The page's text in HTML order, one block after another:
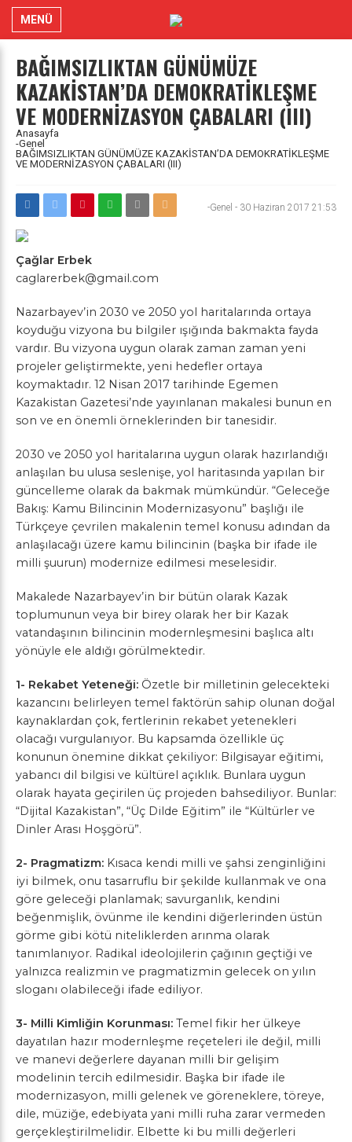
MENÜ
BAĞIMSIZLIKTAN GÜNÜMÜZE
KAZAKİSTAN’DA DEMOKRATİKLEŞME
VE MODERNİZASYON ÇABALARI (III)
Anasayfa
-Genel
BAĞIMSIZLIKTAN GÜNÜMÜZE KAZAKİSTAN’DA DEMOKRATİKLEŞME
VE MODERNİZASYON ÇABALARI (III)
-Genel - 30 Haziran 2017 21:53
Çağlar Erbek
caglarerbek@gmail.com
Nazarbayev’in 2030 ve 2050 yol haritalarında ortaya
koyduğu vizyona bu bilgiler ışığında bakmakta fayda
vardır. Bu vizyona uygun olarak zaman zaman yeni
projeler geliştirmekte, yeni hedefler ortaya
koymaktadır. 12 Nisan 2017 tarihinde Egemen
Kazakistan Gazetesi’nde yayınlanan makalesi bunun en
son ve en önemli örneklerinden bir tanesidir.
2030 ve 2050 yol haritalarına uygun olarak hazırlandığı
anlaşılan bu ulusa seslenişe, yol haritasında yapılan bir
güncelleme olarak da bakmak mümkündür. “Geleceğe
Bakış: Kamu Bilincinin Modernizasyonu” başlığı ile
Türkçeye çevrilen makalenin temel konusu adından da
anlaşılacağı üzere kamu bilincinin (başka bir ifade ile
milli şuurun) modernize edilmesi meselesidir.
Makalede Nazarbayev’in bir bütün olarak Kazak
toplumunun veya bir birey olarak her bir Kazak
vatandaşının bilincinin modernleşmesini başlıca altı
yönüyle ele aldığı görülmektedir.
1- Rekabet Yeteneği: Özetle bir milletinin gelecekteki
kazancını belirleyen temel faktörün sahip olunan doğal
kaynaklardan çok, fertlerinin rekabet yetenekleri
olacağı vurgulanıyor. Bu kapsamda özellikle üç
konunun önemine dikkat çekiliyor: Bilgisayar eğitimi,
yabancı dil bilgisi ve kültürel açıklık. Bunlara uygun
olarak hayata geçirilen üç projeden bahsediliyor. Bunlar:
“Dijital Kazakistan”, “Üç Dilde Eğitim” ile “Kültürler ve
Dinler Arası Hoşgörü”.
2- Pragmatizm: Kısaca kendi milli ve şahsi zenginliğini
iyi bilmek, onu tasarruflu bir şekilde kullanmak ve ona
göre geleceği planlamak; savurganlık, kendini
beğenmişlik, övünme ile kendini diğerlerinden üstün
görme gibi kötü niteliklerden arınma olarak
tanımlanıyor. Radikal ideolojilerin çağının geçtiği ve
yalnızca realizmin ve pragmatizmin gelecek on yılın
sloganı olabileceği ifade ediliyor.
3- Milli Kimliğin Korunması: Temel fikir her ülkeye
dayatılan hazır modernleşme reçeteleri ile değil, milli
ve manevi değerlere dayanan milli bir gelişim
modelinin tercih edilmesidir. Başka bir ifade ile
modernizasyon, milli gelenek ve göreneklere, töreye,
dile, müziğe, edebiyata yani milli ruha zarar vermeden
gerçekleştirilmelidir. Elbette ki bu milli değerleri